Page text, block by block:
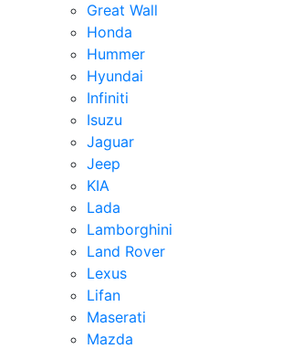
Great Wall
Honda
Hummer
Hyundai
Infiniti
Isuzu
Jaguar
Jeep
KIA
Lada
Lamborghini
Land Rover
Lexus
Lifan
Maserati
Mazda